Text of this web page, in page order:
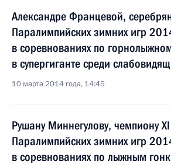
Александре Францевой,
Паралимпийских зимних игр
в соревнованиях по
в супергиганте среди
10 марта 2014 года, 14:45
Рушану Миннегулову, чемпиону XI
Паралимпийских зимних игр
в соревнованиях по лыжным